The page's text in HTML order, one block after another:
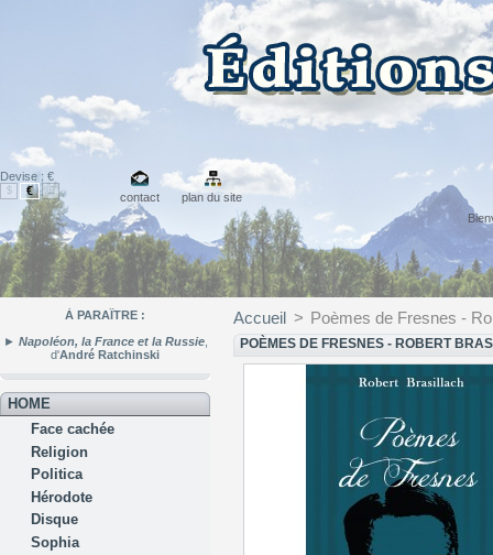
Devise : €
$ € £ contact
plan du site
À PARAÎTRE :
► Napoléon, la France et la Russie,
d'André Ratchinski
HOME
Face cachée
Religion
Politica
Hérodote
Disque
Sophia
Accueil > Poèmes de Fresnes -
POÈMES DE FRESNES - ROBERT